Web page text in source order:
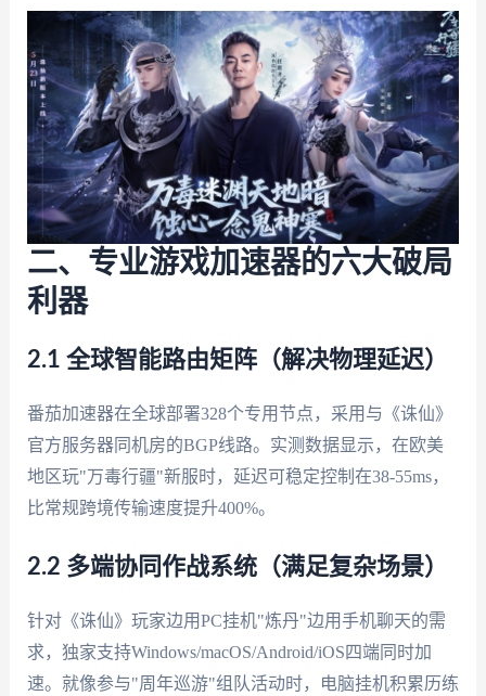
二、专业游戏加速器的六大破局
利器
2.1 全球智能路由矩阵（解决物理延迟）
番茄加速器在全球部署328个专用节点，采用与《诛仙》
官方服务器同机房的BGP线路。实测数据显示，在欧美
地区玩"万毒行疆"新服时，延迟可稳定控制在38-55ms，
比常规跨境传输速度提升400%。
2.2 多端协同作战系统（满足复杂场景）
针对《诛仙》玩家边用PC挂机"炼丹"边用手机聊天的需
求，独家支持Windows/macOS/Android/iOS四端同时加
速。就像参与"周年巡游"组队活动时，电脑挂机积累历练